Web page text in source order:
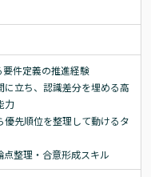
要件定義の推進経験
に立ち、認識差分を埋める高
力
優先順位を整理して動けるタ
点整理・合意形成スキル